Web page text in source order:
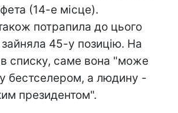
(14-е місце).
потрапила до цього
45-у позицію. На
списку, саме вона "може
бестселером, а людину -
президентом".